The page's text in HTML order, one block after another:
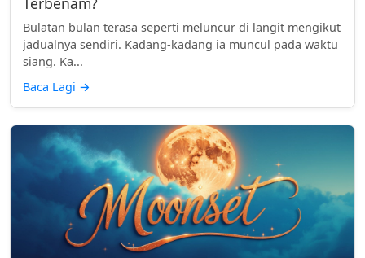
Bulatan bulan terasa seperti meluncur di langit mengikut
jadualnya sendiri. Kadang-kadang ia muncul pada waktu
siang. Ka...
Baca Lagi →